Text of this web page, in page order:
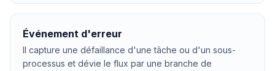
Événement d'erreur
Il capture une défaillance d'une tâche ou d'un sous-
processus et dévie le flux par une branche de